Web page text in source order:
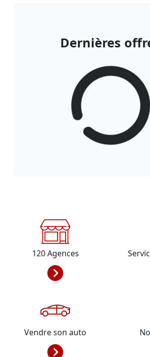
Dernières
120Agences
Vendre son auto